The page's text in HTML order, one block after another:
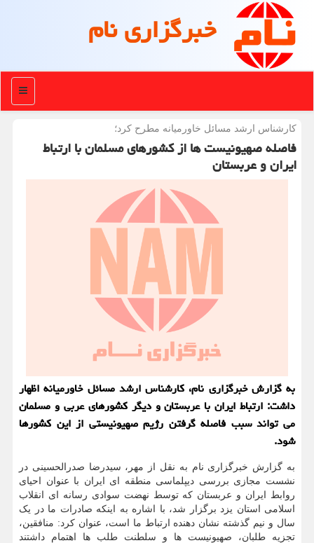
خبرگزاری نام
منو
كارشناس ارشد مسائل خاورمیانه مطرح كرد؛
فاصله صهیونیست ها از کشورهای مسلمان با ارتباط
ایران و عربستان
به گزارش خبرگزاری نام، کارشناس ارشد مسائل خاورمیانه اظهار
داشت: ارتباط ایران با عربستان و دیگر کشورهای عربی و مسلمان
می تواند سبب فاصله گرفتن رژیم صهیونیستی از این کشورها
شود.
به گزارش خبرگزاری نام به نقل از مهر، سیدرضا صدرالحسینی در
نشست مجازی بررسی دیپلماسی منطقه ای ایران با عنوان احیای
روابط ایران و عربستان که توسط نهضت سوادی رسانه ای انقلاب
اسلامی استان یزد برگزار شد، با اشاره به اینکه صادرات ما در یک
سال و نیم گذشته نشان دهنده ارتباط ما است، عنوان کرد: منافقین،
تجزیه طلبان، صهیونیست ها و سلطنت طلب ها اهتمام داشتند